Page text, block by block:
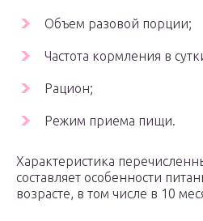
Объем разовой порции;
Частота кормления в
Рацион;
Режим приема пищи.
Характеристика
составляет особенности
возрасте, в том числе в 10